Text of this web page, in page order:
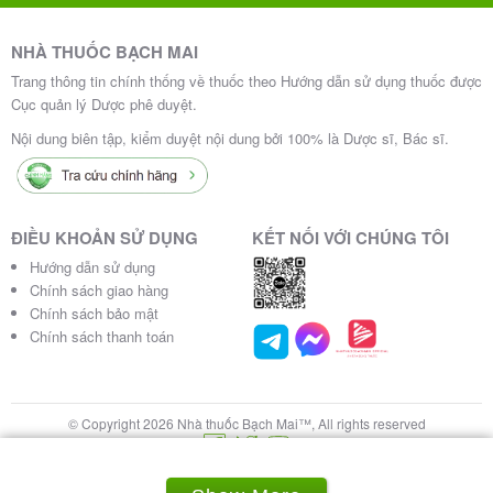
rung giật cơ hoặc tái phát triệu chứng. Giảm liều
dần theo chỉ định của bác sĩ.
Người lái xe hoặc vận hành máy móc
trọng do thuốc có thể gây buồn ngủ hoặc chóng
mặt ở một số bệnh nhân.
Tác dụng phụ của Conqta 2400mg
Conqta 2400mg thường được dung nạp tốt, nhưng
một số tác dụng phụ có thể xảy ra:
Kích thích thần kinh, lo âu, bồn chồn.
Buồn nôn, nôn, tiêu chảy, đau bụng.
NHÀ THUỐC BẠCH MAI
Trang thông tin chính thống về thuốc theo Hướng dẫn sử dụng thuốc được
Cục quản lý Dược phê duyệt.
Nội dung biên tập, kiểm duyệt nội dung bởi 100% là Dược sĩ, Bác sĩ.
ĐIỀU KHOẢN SỬ DỤNG
Hướng dẫn sử dụng
Chính sách giao hàng
Chính sách bảo mật
Chính sách thanh toán
KẾT NỐI VỚI CHÚNG TÔI
© Copyright 2026 Nhà thuốc Bạch Mai™, All rights reserved